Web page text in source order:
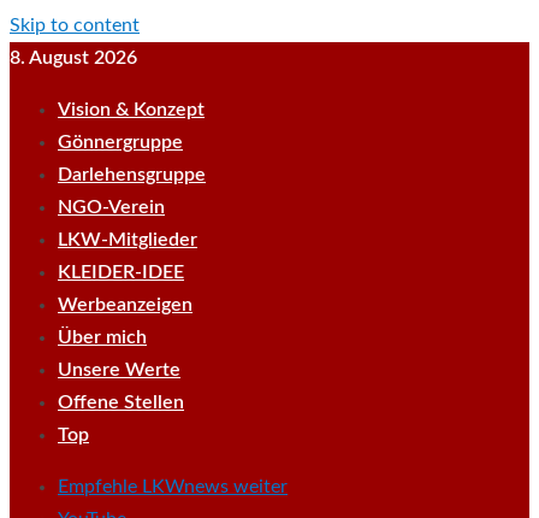
Skip to content
8. August 2026
Vision & Konzept
Gönnergruppe
Darlehensgruppe
NGO-Verein
LKW-Mitglieder
KLEIDER-IDEE
Werbeanzeigen
Über mich
Unsere Werte
Offene Stellen
Top
Empfehle LKWnews weiter